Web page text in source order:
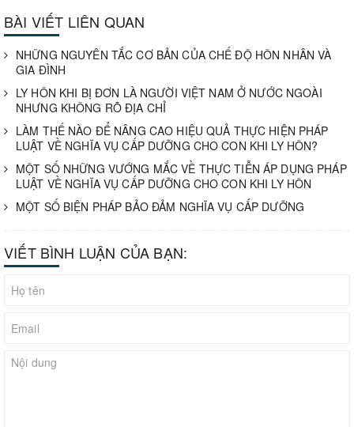
BÀI VIẾT LIÊN QUAN
NHỮNG NGUYÊN TẮC CƠ BẢN CỦA CHẾ ĐỘ HÔN NHÂN VÀ
GIA ĐÌNH
LY HÔN KHI BỊ ĐƠN LÀ NGƯỜI VIỆT NAM Ở NƯỚC NGOÀI
NHƯNG KHÔNG RÕ ĐỊA CHỈ
LÀM THẾ NÀO ĐỂ NÂNG CAO HIỆU QUẢ THỰC HIỆN PHÁP
LUẬT VỀ NGHĨA VỤ CẤP DƯỠNG CHO CON KHI LY HÔN?
MỘT SỐ NHỮNG VƯỚNG MẮC VỀ THỰC TIỄN ÁP DỤNG PHÁP
LUẬT VỀ NGHĨA VỤ CẤP DƯỠNG CHO CON KHI LY HÔN
MỘT SỐ BIỆN PHÁP BẢO ĐẢM NGHĨA VỤ CẤP DƯỠNG
VIẾT BÌNH LUẬN CỦA BẠN: